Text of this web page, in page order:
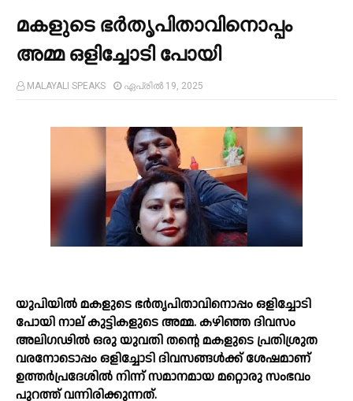
മകളുടെ ഭര്‍തൃപിതാവിനൊപ്പം
അമ്മ ഒളിച്ചോടി പോയി
MALAYALI SPEAKS ഏപ്രിൽ 19, 2025
യുപിയില്‍ മകളുടെ ഭർതൃപിതാവിനൊപ്പം ഒളിച്ചോടി
പോയി നാല് കുട്ടികളുടെ അമ്മ. കഴിഞ്ഞ ദിവസം
അലിഗഢില്‍ ഒരു യുവതി തന്റെ മകളുടെ പ്രതിശ്രുത
വരനോടൊപ്പം ഒളിച്ചോടി ദിവസങ്ങള്‍ക്ക് ശേഷമാണ്
ഉത്തർപ്രദേശില്‍ നിന്ന് സമാനമായ മറ്റൊരു സംഭവം
പുറത്ത് വന്നിരിക്കുന്നത്.